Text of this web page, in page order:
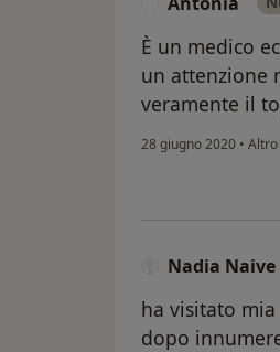
È un medico
un attenzione
veramente il
28 giugno 2020 • Altro
Nadia Naive
ha visitato
dopo